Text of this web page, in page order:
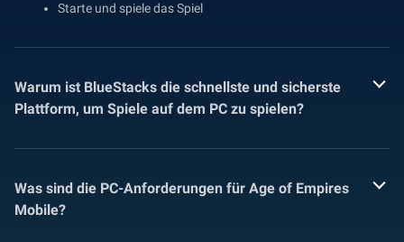
Starte und spiele das Spiel
Warum ist BlueStacks die schnellste und sicherste
Plattform, um Spiele auf dem PC zu spielen?
Was sind die PC-Anforderungen für Age of Empires
Mobile?